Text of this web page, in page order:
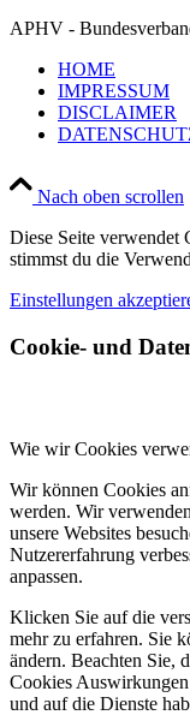
APHV -
HOME
IMPRESSUM
DISCLAIMER
Nach oben scrollen
Diese Seite verwendet
stimmst du die
Einstellungen
Cookie- und
Wie wir Cookies
Wir können Cookies
werden. Wir
unsere Websites
Nutzererfahrung
anpassen.
Klicken Sie auf die
mehr zu erfahren. Sie
ändern. Beachten Sie,
Cookies
und auf die Dienste